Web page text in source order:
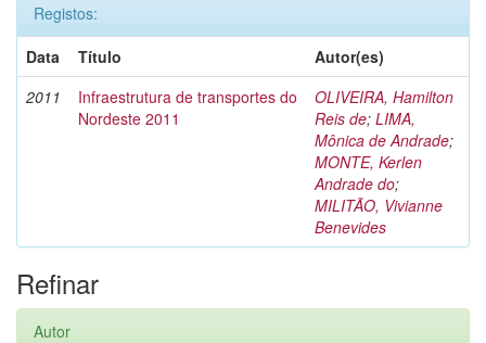
Registos:
Data
Título
Autor(es)
2011
Infraestrutura de transportes do
Nordeste 2011
OLIVEIRA, Hamilton
Reis de; LIMA,
Mônica de Andrade;
MONTE, Kerlen
Andrade do;
MILITÃO, Vivianne
Benevides
Refinar
Autor